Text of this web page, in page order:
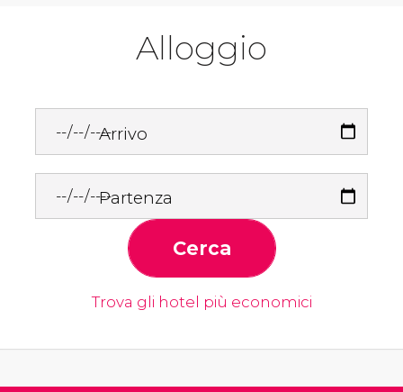
Alloggio
Arrivo
Partenza
Cerca
Trova gli hotel più economici